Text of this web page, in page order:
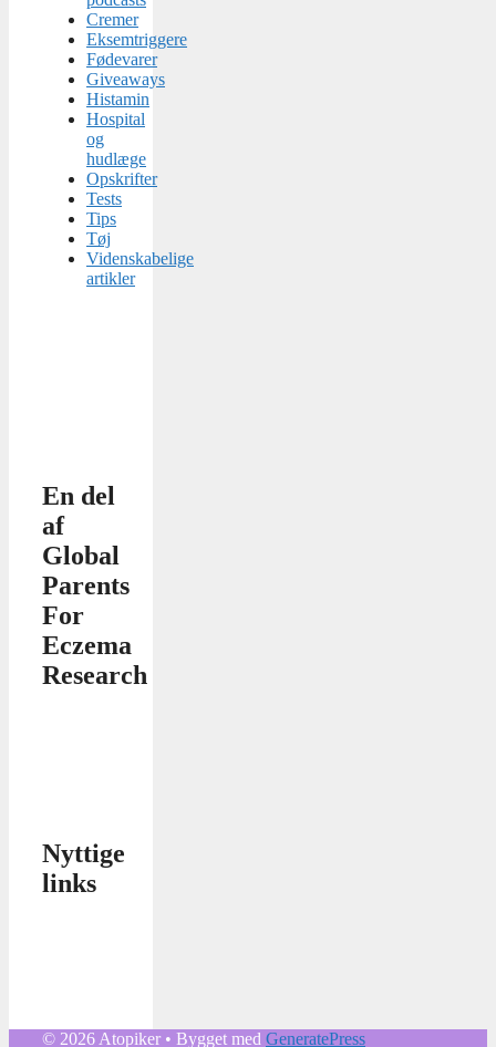
Cremer
Eksemtriggere
Fødevarer
Giveaways
Histamin
Hospital
og
hudlæge
Opskrifter
Tests
Tips
Tøj
Videnskabelige
artikler
En del
af
Global
Parents
For
Eczema
Research
Nyttige
links
© 2026 Atopiker • Bygget med GeneratePress